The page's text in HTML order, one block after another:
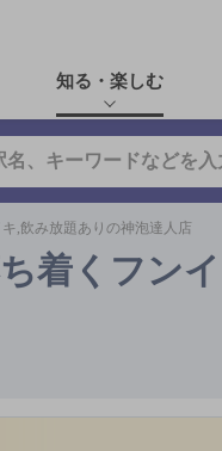
知る・楽しむ
,飲み放題ありの神泡達人店
着くフン